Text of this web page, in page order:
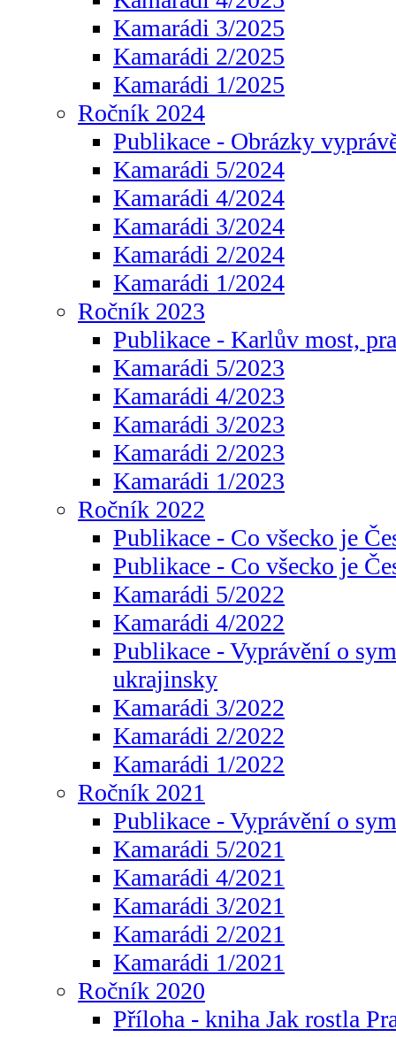
Kamarádi 3/2025
Kamarádi 2/2025
Kamarádi 1/2025
Ročník 2024
Publikace - Obrázky
Kamarádi 5/2024
Kamarádi 4/2024
Kamarádi 3/2024
Kamarádi 2/2024
Kamarádi 1/2024
Ročník 2023
Publikace - Karlův most,
Kamarádi 5/2023
Kamarádi 4/2023
Kamarádi 3/2023
Kamarádi 2/2023
Kamarádi 1/2023
Ročník 2022
Publikace - Co všecko je
Publikace - Co všecko je
Kamarádi 5/2022
Kamarádi 4/2022
Publikace - Vyprávění o
ukrajinsky
Kamarádi 3/2022
Kamarádi 2/2022
Kamarádi 1/2022
Ročník 2021
Publikace - Vyprávění o
Kamarádi 5/2021
Kamarádi 4/2021
Kamarádi 3/2021
Kamarádi 2/2021
Kamarádi 1/2021
Ročník 2020
Příloha - kniha Jak rostla